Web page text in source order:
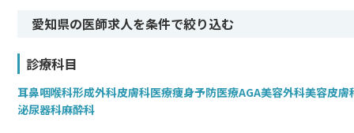
愛知県の医師求人を条件で絞り込む
診療科目
耳鼻咽喉科形成外科皮膚科医療痩身予防医療AGA美容外科美容皮膚
泌尿器科麻酔科